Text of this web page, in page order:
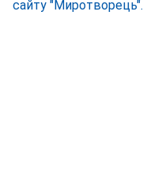
сайту "Миротворець".